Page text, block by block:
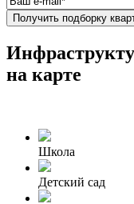
Получить подборку
на карте
Школа
Детский сад